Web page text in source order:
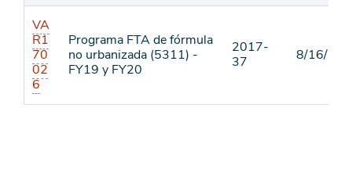
VA
R1
70
02
6
Programa FTA de fórmula
no urbanizada (5311) -
FY19 y FY20
2017-
37
8/16/18